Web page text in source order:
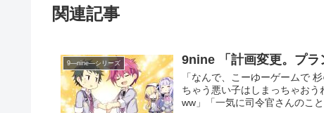
関連記事
9―nine―シリーズ 9nine 「計画変更。プラ
「なんで、こーゆーゲームで
ちゃう悪い子はしまっちゃお
ww」「一気に司令官さんのこ